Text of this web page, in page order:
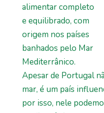
alimentar completo
e equilibrado, com
origem nos países
banhados pelo Mar
Mediterrânico.
Apesar de Portugal
mar, é um país
por isso, nele